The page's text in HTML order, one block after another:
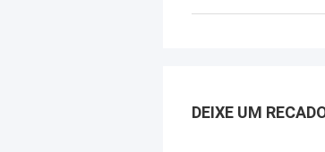
DEIXE UM